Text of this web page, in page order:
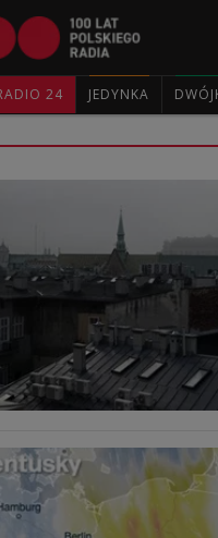
24 JEDYNKA